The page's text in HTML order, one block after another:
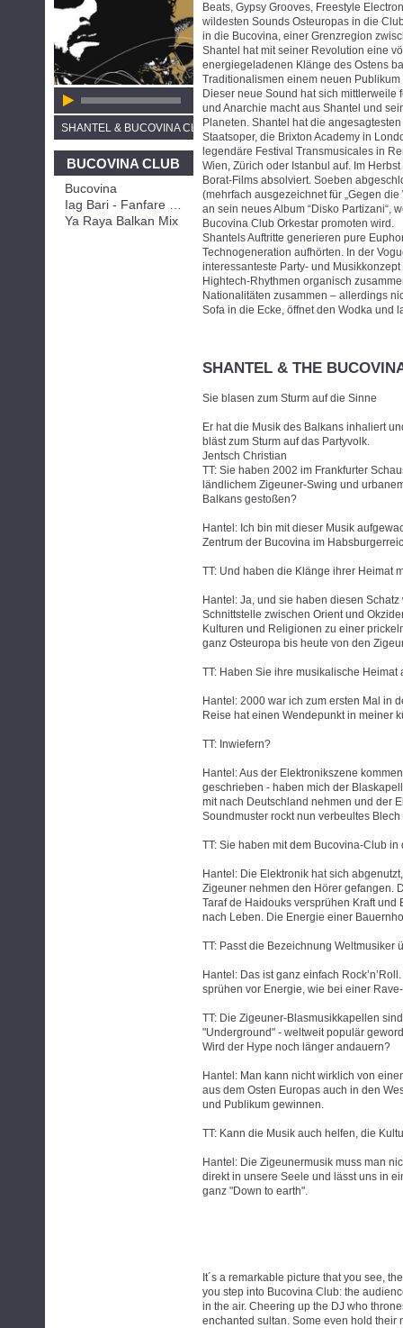
SHANTEL & BUCOVINA CLUB ORKESTRA
BUCOVINA CLUB
Bucovina
Ya Raya Balkan Mix
Beats, Gypsy Grooves, Freestyle
wildesten Sounds Osteuropas in die
in die Bucovina, einer Grenzregion
Shantel hat mit seiner Revolution eine
energiegeladenen Klänge des Ostens
Traditionalismen einem neuen Publikum
Dieser neue Sound hat sich
und Anarchie macht aus Shantel und
Planeten. Shantel hat die
Staatsoper, die Brixton Academy in
legendäre Festival Transmusicales in
Wien, Zürich oder Istanbul auf. Im
Borat-Films absolviert. Soeben
(mehrfach ausgezeichnet für „Gegen
an sein neues Album “Disko Partizani“,
Bucovina Club Orkestar promoten wird.
Shantels Auftritte generieren pure
Technogeneration aufhörten. In der
interessanteste Party- und
Hightech-Rhythmen organisch
Nationalitäten zusammen – allerdings
Sofa in die Ecke, öffnet den Wodka und
SHANTEL & THE
Sie blasen zum Sturm auf die Sinne
Er hat die Musik des Balkans inhaliert
bläst zum Sturm auf das Partyvolk.
Jentsch Christian
TT: Sie haben 2002 im Frankfurter
ländlichem Zigeuner-Swing und
Balkans gestoßen?
Hantel: Ich bin mit dieser Musik
Zentrum der Bucovina im
TT: Und haben die Klänge ihrer Heimat
Hantel: Ja, und sie haben diesen
Schnittstelle zwischen Orient und
Kulturen und Religionen zu einer
ganz Osteuropa bis heute von den
TT: Haben Sie ihre musikalische
Hantel: 2000 war ich zum ersten Mal in
Reise hat einen Wendepunkt in meiner
TT: Inwiefern?
Hantel: Aus der Elektronikszene
geschrieben - haben mich der
mit nach Deutschland nehmen und der
Soundmuster rockt nun verbeultes
TT: Sie haben mit dem Bucovina-Club
Hantel: Die Elektronik hat sich
Zigeuner nehmen den Hörer gefangen.
Taraf de Haidouks versprühen Kraft
nach Leben. Die Energie einer
TT: Passt die Bezeichnung Weltmusiker
Hantel: Das ist ganz einfach
sprühen vor Energie, wie bei einer
TT: Die Zigeuner-Blasmusikkapellen
"Underground" - weltweit populär
Wird der Hype noch länger andauern?
Hantel: Man kann nicht wirklich von
aus dem Osten Europas auch in den
und Publikum gewinnen.
TT: Kann die Musik auch helfen, die
Hantel: Die Zigeunermusik muss man
direkt in unsere Seele und lässt uns in
ganz "Down to earth".
It´s a remarkable picture that you see,
you step into Bucovina Club: the
in the air. Cheering up the DJ who
enchanted sultan. Some even hold their